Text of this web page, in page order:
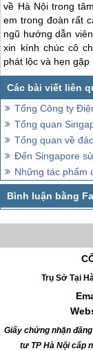
về Hà Nội trong
em trong đoàn rất
ngũ hướng dẫn
xin kính chúc cô
phát lộc và hẹn
Tổng Công ty
Tổng quan
Tổng quan về
Đến Singapore sử dụng
Những tác phẩm
Trụ Sở Tại
Giấy chứng nhận
tư TP Hà Nội cấp